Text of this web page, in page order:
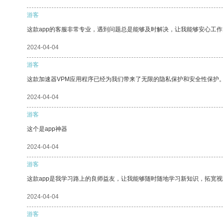
游客
这款app的客服非常专业，遇到问题总是能够及时解决，让我能够安心工作
2024-04-04
游客
这款加速器VPM应用程序已经为我们带来了无限的隐私保护和安全性保护。
2024-04-04
游客
这个是app神器
2024-04-04
游客
这款app是我学习路上的良师益友，让我能够随时随地学习新知识，拓宽视
2024-04-04
游客